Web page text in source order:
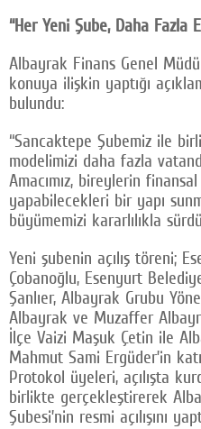
“Her Yeni Şube, Daha Fazla
Albayrak Finans Genel
konuya ilişkin yaptığı
bulundu:
“Sancaktepe Şubemiz ile
modelimizi daha fazla
Amacımız, bireylerin
yapabilecekleri bir yapı
büyümemizi kararlılıkla
Yeni şubenin açılış töreni;
Çobanoğlu, Esenyurt
Şanlıer, Albayrak Grubu
Albayrak ve Muzaffer
İlçe Vaizi Maşuk Çetin ile
Mahmut Sami Ergüder’in
Protokol üyeleri, açılışta
birlikte gerçekleştirerek
Şubesi’nin resmi açılışını